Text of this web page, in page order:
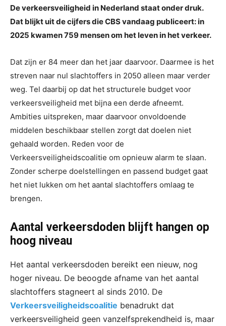
De verkeersveiligheid in Nederland staat onder druk.
Dat blijkt uit de cijfers die CBS vandaag publiceert: in
2025 kwamen 759 mensen om het leven in het verkeer.
Dat zijn er 84 meer dan het jaar daarvoor. Daarmee is het
streven naar nul slachtoffers in 2050 alleen maar verder
weg. Tel daarbij op dat het structurele budget voor
verkeersveiligheid met bijna een derde afneemt.
Ambities uitspreken, maar daarvoor onvoldoende
middelen beschikbaar stellen zorgt dat doelen niet
gehaald worden. Reden voor de
Verkeersveiligheidscoalitie om opnieuw alarm te slaan.
Zonder scherpe doelstellingen en passend budget gaat
het niet lukken om het aantal slachtoffers omlaag te
brengen.
Aantal verkeersdoden blijft hangen op
hoog niveau
Het aantal verkeersdoden bereikt een nieuw, nog
hoger niveau. De beoogde afname van het aantal
slachtoffers stagneert al sinds 2010. De
Verkeersveiligheidscoalitie benadrukt dat
verkeersveiligheid geen vanzelfsprekendheid is, maar